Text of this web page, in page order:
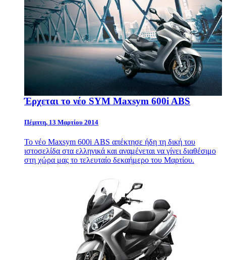
Έρχεται το νέο SYM Maxsym 600i ABS
Πέμπτη, 13 Μαρτίου 2014
To νέο Maxsym 600i ΑBS απέκτησε ήδη τη δική του
ιστοσελίδα στα ελληνικά και αναμένεται να γίνει διαθέσιμο
στη χώρα μας το τελευταίο δεκαήμερο του Μαρτίου.